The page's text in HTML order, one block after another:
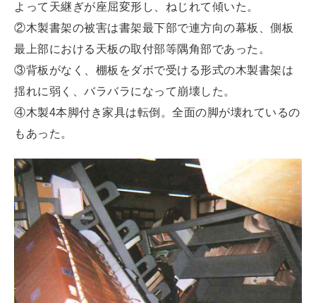
よって天継ぎが座屈変形し、ねじれて傾いた。
②木製書架の被害は書架最下部で連方向の幕板、側板
最上部における天板の取付部等隅角部であった。
③背板がなく、棚板をダボで受ける形式の木製書架は
揺れに弱く、バラバラになって崩壊した。
④木製4本脚付き家具は転倒。全面の脚が壊れているの
もあった。